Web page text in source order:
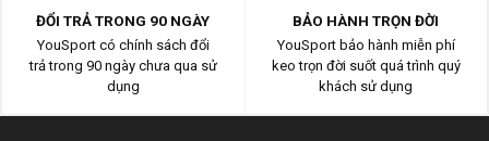
ĐỔI TRẢ TRONG 90 NGÀY
YouSport có chính sách đổi
trả trong 90 ngày chưa qua sử
dụng
BẢO HÀNH TRỌN ĐỜI
YouSport bảo hành miễn phí
keo trọn đời suốt quá trình quý
khách sử dụng